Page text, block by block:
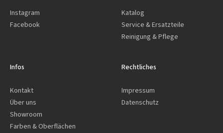
Instagram
Facebook
Katalog
Service & Ersatzteile
Reinigung & Pflege
Infos
Kontakt
Über uns
Showroom
Farben & Oberflächen
Rechtliches
Impressum
Datenschutz